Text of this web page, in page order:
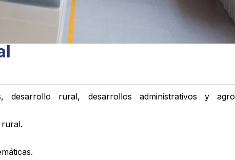
desarrollo rural, desarrollos administrativos y agro